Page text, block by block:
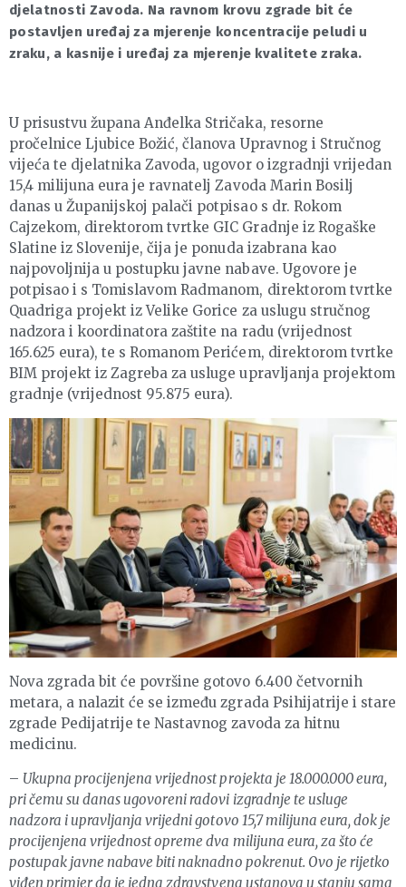
djelatnosti Zavoda. Na ravnom krovu zgrade bit će
postavljen uređaj za mjerenje koncentracije peludi u
zraku, a kasnije i uređaj za mjerenje kvalitete zraka.
U prisustvu župana Anđelka Stričaka, resorne
pročelnice Ljubice Božić, članova Upravnog i Stručnog
vijeća te djelatnika Zavoda, ugovor o izgradnji vrijedan
15,4 milijuna eura je ravnatelj Zavoda Marin Bosilj
danas u Županijskoj palači potpisao s dr. Rokom
Cajzekom, direktorom tvrtke GIC Gradnje iz Rogaške
Slatine iz Slovenije, čija je ponuda izabrana kao
najpovoljnija u postupku javne nabave. Ugovore je
potpisao i s Tomislavom Radmanom, direktorom tvrtke
Quadriga projekt iz Velike Gorice za uslugu stručnog
nadzora i koordinatora zaštite na radu (vrijednost
165.625 eura), te s Romanom Perićem, direktorom tvrtke
BIM projekt iz Zagreba za usluge upravljanja projektom
gradnje (vrijednost 95.875 eura).
Nova zgrada bit će površine gotovo 6.400 četvornih
metara, a nalazit će se između zgrada Psihijatrije i stare
zgrade Pedijatrije te Nastavnog zavoda za hitnu
medicinu.
– Ukupna procijenjena vrijednost projekta je 18.000.000 eura,
pri čemu su danas ugovoreni radovi izgradnje te usluge
nadzora i upravljanja vrijedni gotovo 15,7 milijuna eura, dok je
procijenjena vrijednost opreme dva milijuna eura, za što će
postupak javne nabave biti naknadno pokrenut. Ovo je rijetko
viđen primjer da je jedna zdravstvena ustanova u stanju sama